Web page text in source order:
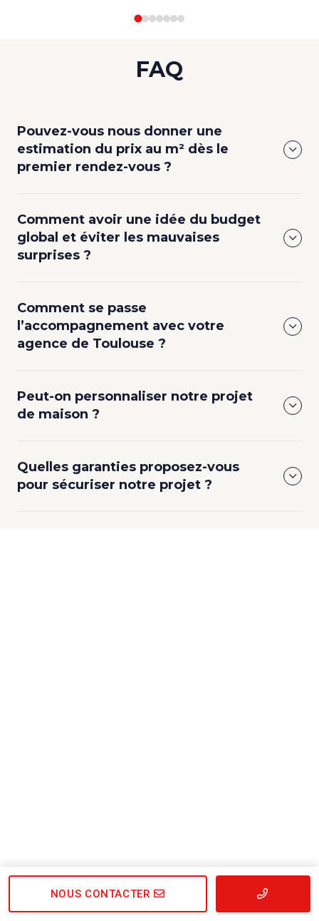
NOUS CONTACTER
FAQ
Pouvez-vous nous donner une
estimation du prix au m² dès le
premier rendez-vous ?
Comment avoir une idée du budget
global et éviter les mauvaises
surprises ?
Comment se passe
l’accompagnement avec votre
agence de Toulouse ?
Peut-on personnaliser notre projet
de maison ?
Quelles garanties proposez-vous
pour sécuriser notre projet ?